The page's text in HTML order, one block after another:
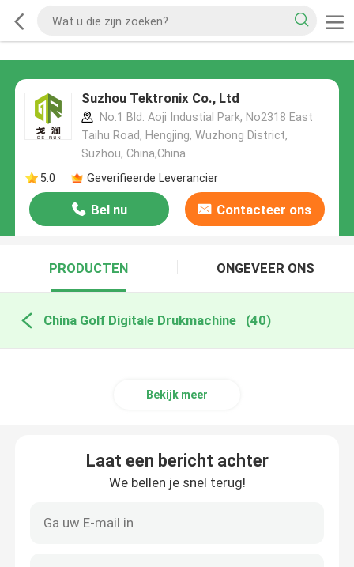
Suzhou Tektronix Co., Ltd
No.1 Bld. Aoji Industial Park, No2318 East
Taihu Road, Hengjing, Wuzhong District,
Suzhou, China,China
5.0
Geverifieerde Leverancier
Bel nu Contacteer ons
PRODUCTEN ONGEVEER ONS
China Golf Digitale Drukmachine (40)
Bekijk meer
Laat een bericht achter
We bellen je snel terug!